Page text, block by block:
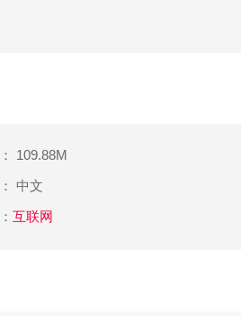
109.88M
中文
互联网